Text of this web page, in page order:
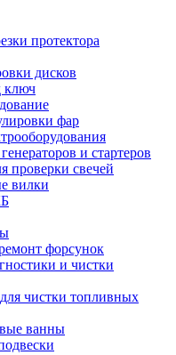
протектора
дисков
ключ
фар
и стартеров
проверки свечей
вилки
форсунок
и чистки
чистки топливных
ванны